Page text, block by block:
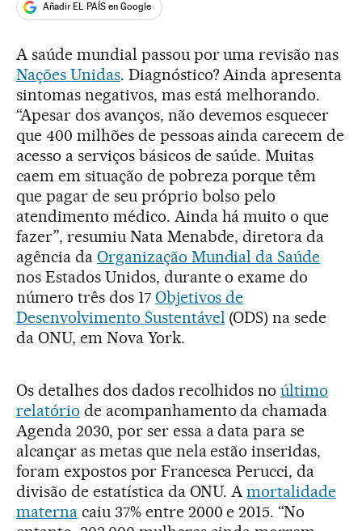
Añadir EL PAÍS en Google
A saúde mundial passou por uma revisão nas
Nações Unidas. Diagnóstico? Ainda apresenta
sintomas negativos, mas está melhorando.
“Apesar dos avanços, não devemos esquecer
que 400 milhões de pessoas ainda carecem de
acesso a serviços básicos de saúde. Muitas
caem em situação de pobreza porque têm
que pagar de seu próprio bolso pelo
atendimento médico. Ainda há muito o que
fazer”, resumiu Nata Menabde, diretora da
agência da Organização Mundial da Saúde
nos Estados Unidos, durante o exame do
número três dos 17 Objetivos de
Desenvolvimento Sustentável (ODS) na sede
da ONU, em Nova York.
Os detalhes dos dados recolhidos noúltimo
relatório de acompanhamento da chamada
Agenda 2030, por ser essa a data para se
alcançar as metas que nela estão inseridas,
foram expostos por Francesca Perucci, da
divisão de estatística da ONU. Amortalidade
maternacaiu 37% entre 2000 e 2015. “No